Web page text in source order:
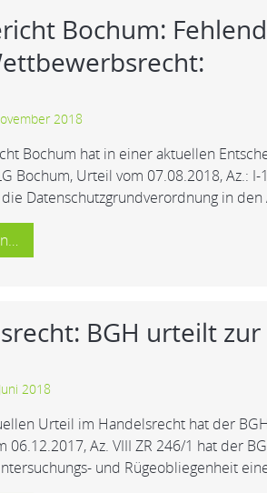
Bochum:
2018
Bochum hat in einer aktuellen
Bochum, Urteil vom 07.08.2018, Az.:
Datenschutzgrundverordnung in
BGH urteilt
2018
Urteil im Handelsrecht hat der
06.12.2017, Az. VIII ZR 246/1 hat der
und Rügeobliegenheit